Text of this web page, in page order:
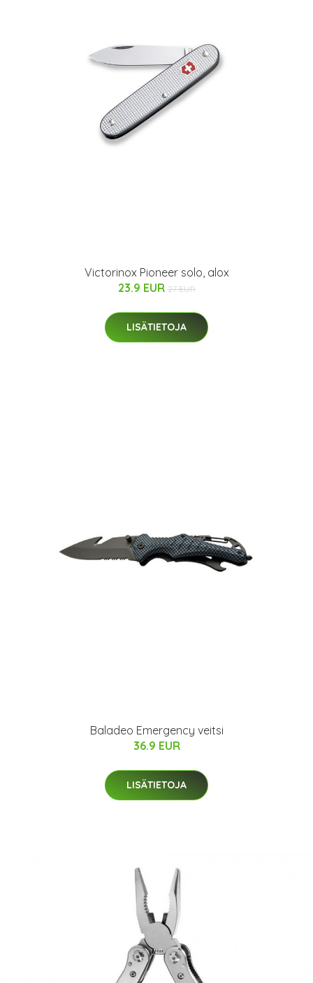
Victorinox Pioneer solo, alox
23.9 EUR 27 EUR
LISÄTIETOJA
Baladeo Emergency veitsi
36.9 EUR
LISÄTIETOJA